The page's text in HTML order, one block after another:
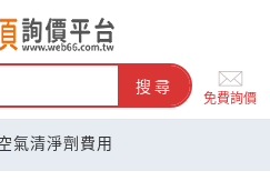
搜尋
免費詢價
氣清淨劑費用